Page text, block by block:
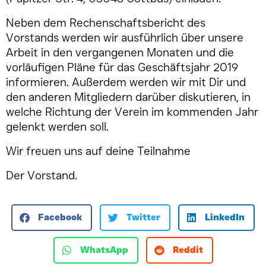
Neben dem Rechenschaftsbericht des
Vorstands werden wir ausführlich über unsere
Arbeit in den vergangenen Monaten und die
vorläufigen Pläne für das Geschäftsjahr 2019
informieren. Außerdem werden wir mit Dir und
den anderen Mitgliedern darüber diskutieren, in
welche Richtung der Verein im kommenden Jahr
gelenkt werden soll.
Wir freuen uns auf deine Teilnahme
Der Vorstand.
Facebook Twitter LinkedIn
WhatsApp Reddit